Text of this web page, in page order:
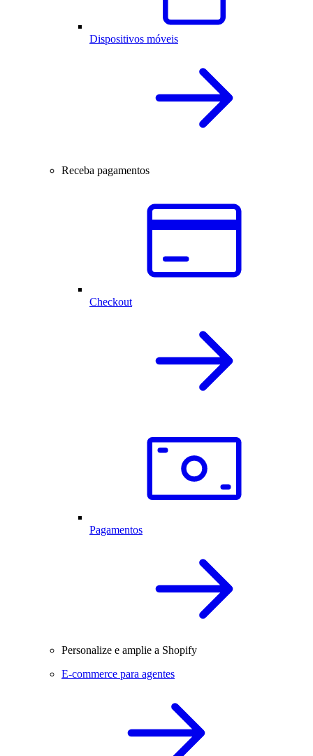
Dispositivos móveis
Receba pagamentos
Checkout
Pagamentos
Personalize e amplie a Shopify
E-commerce para agentes